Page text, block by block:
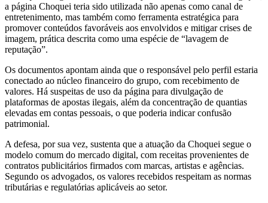
a página Choquei teria sido utilizada não apenas como canal de
entretenimento, mas também como ferramenta estratégica para
promover conteúdos favoráveis aos envolvidos e mitigar crises de
imagem, prática descrita como uma espécie de “lavagem de
reputação”.
Os documentos apontam ainda que o responsável pelo perfil estaria
conectado ao núcleo financeiro do grupo, com recebimento de
valores. Há suspeitas de uso da página para divulgação de
plataformas de apostas ilegais, além da concentração de quantias
elevadas em contas pessoais, o que poderia indicar confusão
patrimonial.
A defesa, por sua vez, sustenta que a atuação da Choquei segue o
modelo comum do mercado digital, com receitas provenientes de
contratos publicitários firmados com marcas, artistas e agências.
Segundo os advogados, os valores recebidos respeitam as normas
tributárias e regulatórias aplicáveis ao setor.